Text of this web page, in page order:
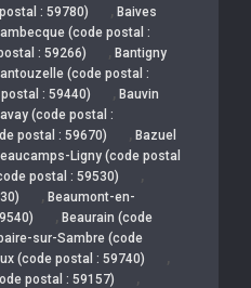
: 59780) , Baives
(code postal :
: 59266) , Bantigny
(code postal :
: 59440) , Bauvin
(code postal :
postal : 59670) , Bazuel
Ligny (code postal
postal : 59530) ,
, Beaumont-en-
, Beaurain (code
sur-Sambre (code
(code postal : 59740) ,
postal : 59157) ,